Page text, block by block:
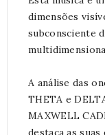
dimensões
subconsciente
A análise das
THETA e
MAXWELL
destaca as